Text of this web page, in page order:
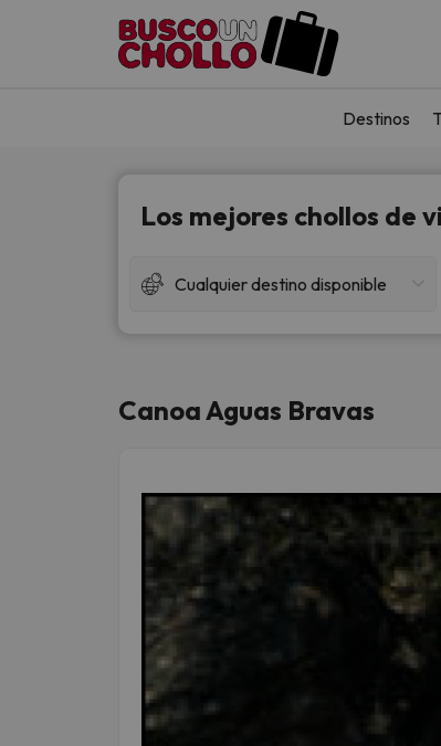
Destinos
Los mejores chollos de
Cualquier destino disponible
Canoa Aguas Bravas